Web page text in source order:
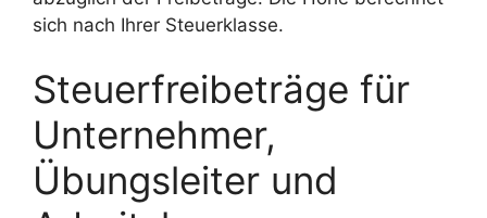
sich nach Ihrer Steuerklasse.
Steuerfreibeträge für
Unternehmer,
Übungsleiter und